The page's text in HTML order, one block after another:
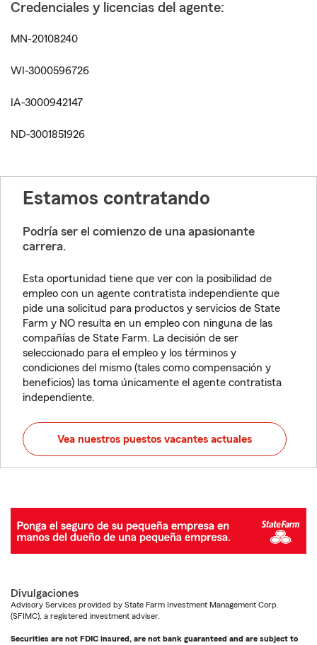
Credenciales y licencias del agente:
MN-20108240
WI-3000596726
IA-3000942147
ND-3001851926
Estamos contratando
Podría ser el comienzo de una apasionante
carrera.
Esta oportunidad tiene que ver con la posibilidad de
empleo con un agente contratista independiente que
pide una solicitud para productos y servicios de State
Farm y NO resulta en un empleo con ninguna de las
compañías de State Farm. La decisión de ser
seleccionado para el empleo y los términos y
condiciones del mismo (tales como compensación y
beneficios) las toma únicamente el agente contratista
independiente.
Vea nuestros puestos vacantes actuales
Divulgaciones
Advisory Services provided by State Farm Investment Management Corp.
(SFIMC), a registered investment adviser.
Securities are not FDIC insured, are not bank guaranteed and are subject to